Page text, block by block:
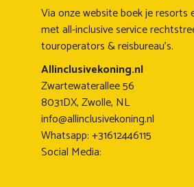
Via onze website boek je resorts
met all-inclusive service
touroperators & reisbureau's.
Allinclusivekoning.nl
Zwartewaterallee 56
8031DX, Zwolle, NL
info@allinclusivekoning.nl
Whatsapp: +31612446115
Social Media: